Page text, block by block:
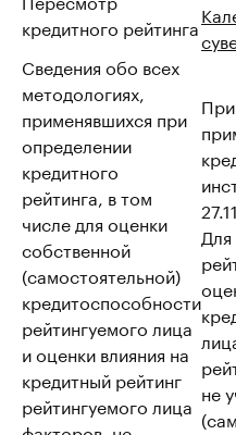
кредитного рейтинга
Сведения обо всех
методологиях,
применявшихся при
определении
кредитного
рейтинга, в том
числе для оценки
собственной
(самостоятельной)
кредитоспособности
рейтингуемого лица
и оценки влияния на
кредитный рейтинг
рейтингуемого лица не